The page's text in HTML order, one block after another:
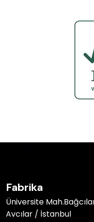
Fabrika
Üniversite
Avcılar / İstanbul